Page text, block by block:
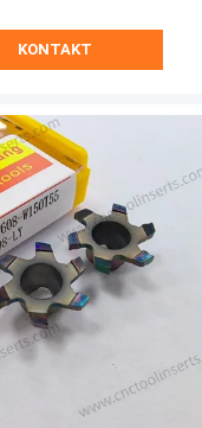
KONTAKT